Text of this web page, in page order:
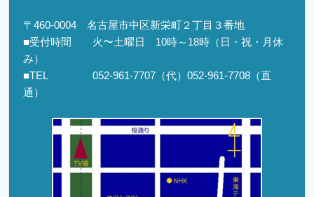
〒460-0004 名古屋市中区新栄町２丁目３番地
■受付時間 火〜土曜日 10時～18時（日・祝・月休
み）
■TEL 052-961-7707（代）052-961-7708（直
通）